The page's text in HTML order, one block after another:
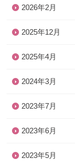
2026年2月
2025年12月
2025年4月
2024年3月
2023年7月
2023年6月
2023年5月